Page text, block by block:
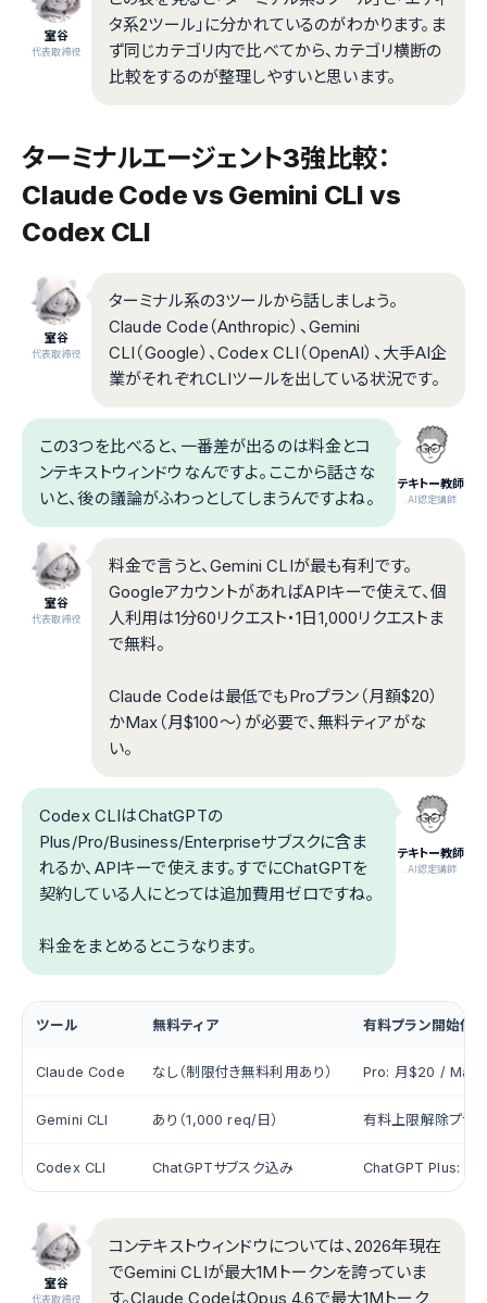
室谷
代表取締役
タ系2ツール」に分かれているのがわかります。ま
ず同じカテゴリ内で比べてから、カテゴリ横断の
比較をするのが整理しやすいと思います。
ターミナルエージェント3強比較：
Claude Code vs Gemini CLI vs
Codex CLI
室谷
代表取締役
ターミナル系の3ツールから話しましょう。
Claude Code（Anthropic）、Gemini
CLI（Google）、Codex CLI（OpenAI）、大手AI企
業がそれぞれCLIツールを出している状況です。
テキトー教師
.AI認定講師
この3つを比べると、一番差が出るのは料金とコ
ンテキストウィンドウなんですよ。ここから話さな
いと、後の議論がふわっとしてしまうんですよね。
室谷
代表取締役
料金で言うと、Gemini CLIが最も有利です。
GoogleアカウントがあればAPIキーで使えて、個
人利用は1分60リクエスト・1日1,000リクエストま
で無料。
Claude Codeは最低でもProプラン（月額$20）
かMax（月$100〜）が必要で、無料ティアがな
い。
テキトー教師
.AI認定講師
Codex CLIはChatGPTの
Plus/Pro/Business/Enterpriseサブスクに含ま
れるか、APIキーで使えます。すでにChatGPTを
契約している人にとっては追加費用ゼロですね。
料金をまとめるとこうなります。
ツール 無料ティア 有料プラン開始価
Claude Code なし（制限付き無料利用あり） Pro: 月$20 / Max:
Gemini CLI あり（1,000 req/日） 有料上限解除プラ
Codex CLI ChatGPTサブスク込み ChatGPT Plus: 月
室谷
代表取締役
コンテキストウィンドウについては、2026年現在
でGemini CLIが最大1Mトークンを誇っていま
す。Claude CodeはOpus 4.6で最大1Mトーク